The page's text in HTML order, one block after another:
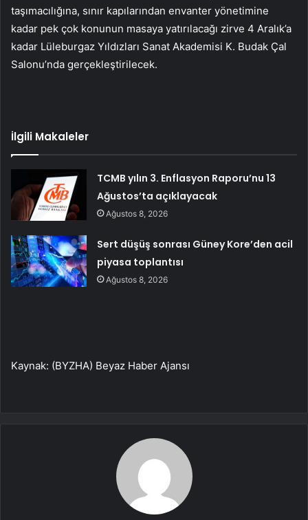
taşımacılığına, sınır kapılarından envanter yönetimine
kadar pek çok konunun masaya yatırılacağı zirve 4 Aralık’a
kadar Lüleburgaz Yıldızları Sanat Akademisi K. Budak Çal
Salonu’nda gerçekleştirilecek.
İlgili Makaleler
TCMB yılın 3. Enflasyon Raporu’nu 13
Ağustos’ta açıklayacak
Ağustos 8, 2026
Sert düşüş sonrası Güney Kore’den acil
piyasa toplantısı
Ağustos 8, 2026
Kaynak: (BYZHA) Beyaz Haber Ajansı